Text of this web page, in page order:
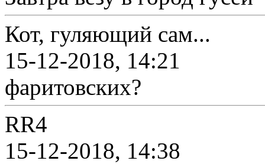
Кот, гуляющий сам...
15-12-2018, 14:21
фаритовских?
RR4
15-12-2018, 14:38